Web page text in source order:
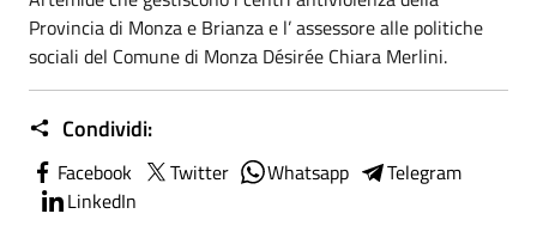
Provincia di Monza e Brianza e l’ assessore alle politiche
sociali del Comune di Monza Désirée Chiara Merlini.
Condividi:
Facebook Twitter Whatsapp
Telegram
LinkedIn